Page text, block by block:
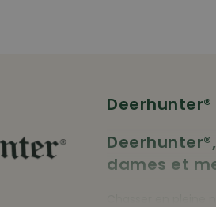
Deerhunter®
dames et